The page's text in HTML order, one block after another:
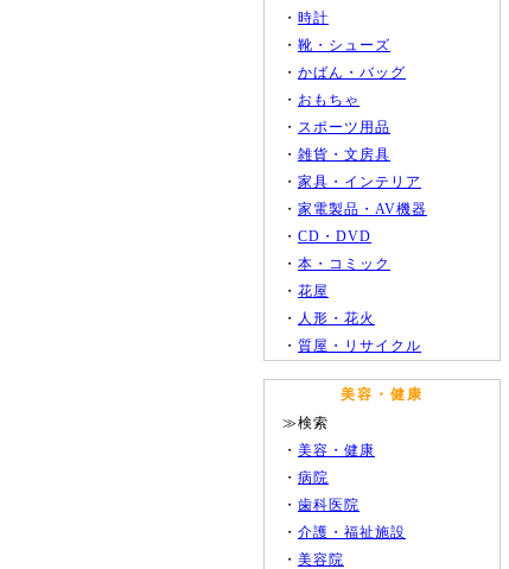
・ 時計
・ 靴・シューズ
・ かばん・バッグ
・ おもちゃ
・ スポーツ用品
・ 雑貨・文房具
・ 家具・インテリア
・ 家電製品・AV機器
・ CD・DVD
・ 本・コミック
・ 花屋
・ 人形・花火
・ 質屋・リサイクル
美容・健康
≫検索
・ 美容・健康
・ 病院
・ 歯科医院
・ 介護・福祉施設
・ 美容院